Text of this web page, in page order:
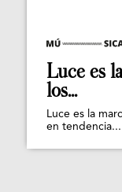
Luce es
los...
Luce es la
en